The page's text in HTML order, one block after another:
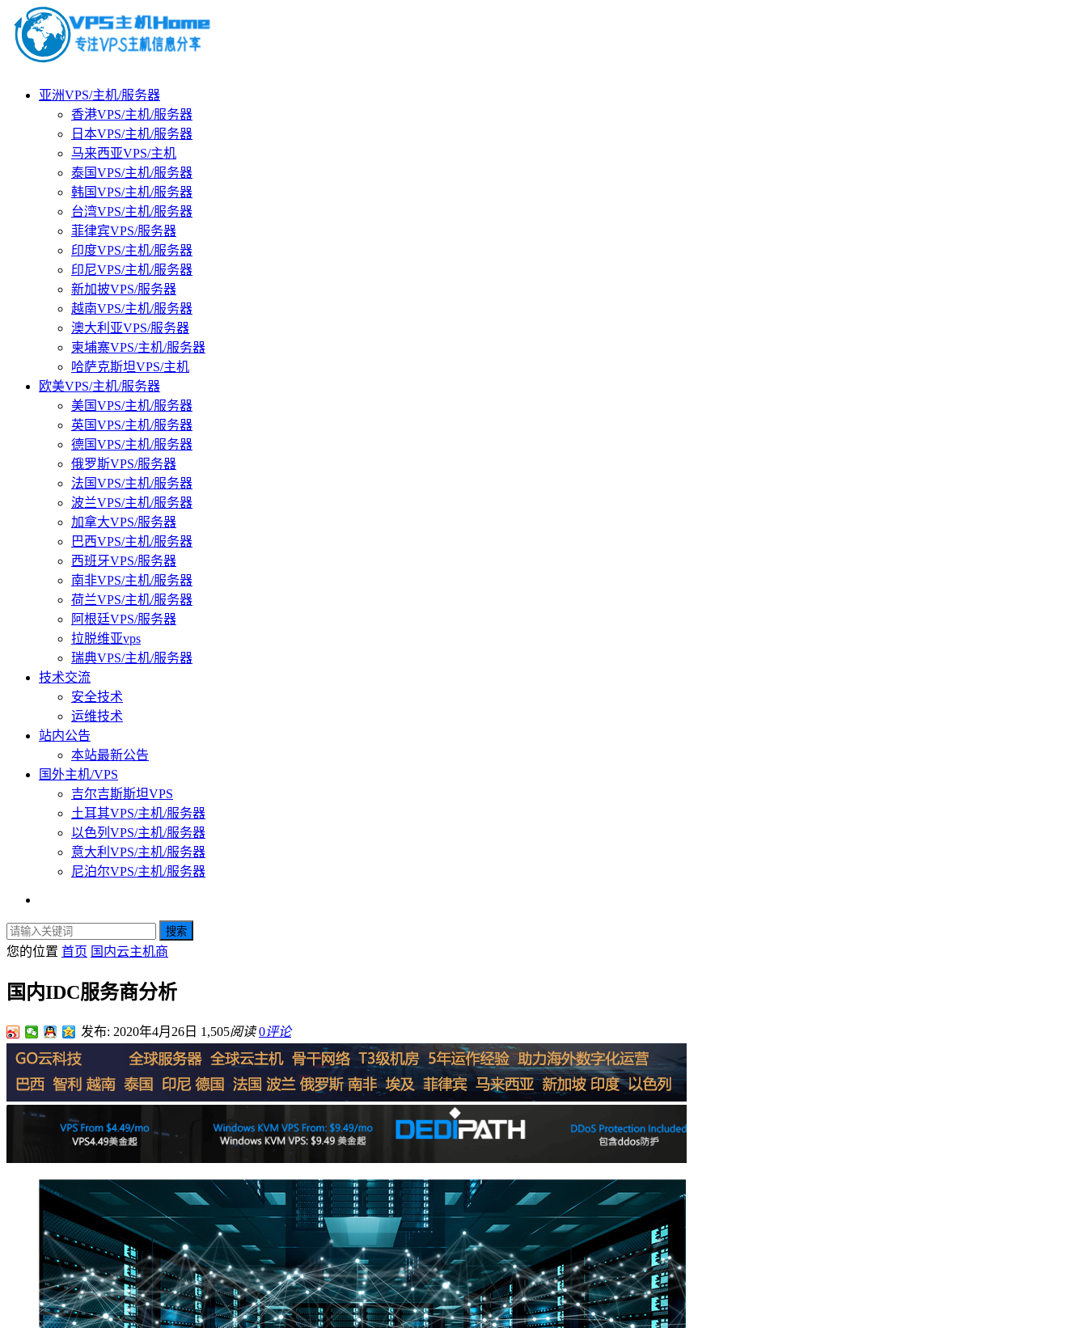
亚洲VPS/主机/服务器
香港VPS/主机/服务器
日本VPS/主机/服务器
马来西亚VPS/主机
泰国VPS/主机/服务器
韩国VPS/主机/服务器
台湾VPS/主机/服务器
菲律宾VPS/服务器
印度VPS/主机/服务器
印尼VPS/主机/服务器
新加披VPS/服务器
越南VPS/主机/服务器
澳大利亚VPS/服务器
柬埔寨VPS/主机/服务器
哈萨克斯坦VPS/主机
欧美VPS/主机/服务器
美国VPS/主机/服务器
英国VPS/主机/服务器
德国VPS/主机/服务器
俄罗斯VPS/服务器
法国VPS/主机/服务器
波兰VPS/主机/服务器
加拿大VPS/服务器
巴西VPS/主机/服务器
西班牙VPS/服务器
南非VPS/主机/服务器
荷兰VPS/主机/服务器
阿根廷VPS/服务器
拉脱维亚vps
瑞典VPS/主机/服务器
技术交流
安全技术
运维技术
站内公告
本站最新公告
国外主机/VPS
吉尔吉斯斯坦VPS
土耳其VPS/主机/服务器
以色列VPS/主机/服务器
意大利VPS/主机/服务器
尼泊尔VPS/主机/服务器
搜索
您的位置 首页 国内云主机商
国内IDC服务商分析
发布: 2020年4月26日 1,505阅读 0评论